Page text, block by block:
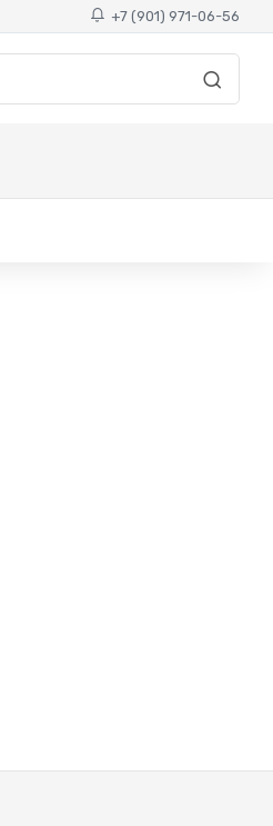
+7 (901) 971-06-56